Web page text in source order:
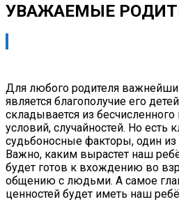
УВАЖАЕМЫЕ
Для любого родителя
является благополучие его
складывается из
условий, случайностей. Но есть
судьбоносные факторы, один из
Важно, каким вырастет наш
будет готов к вхождению во
общению с людьми. А самое
ценностей будет иметь наш